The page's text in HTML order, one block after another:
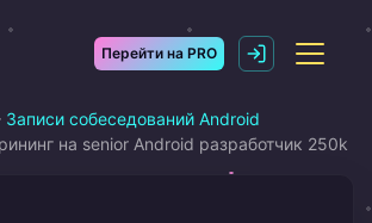
Перейти на PRO
Записи собеседований Android
на senior Android разработчик 250k